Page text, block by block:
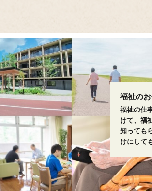
福祉の
福祉の仕
けて、福
知っても
けにして